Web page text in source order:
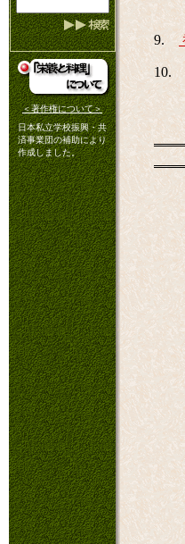
＜著作権について＞
日本私立学校振興・共
済事業団の補助により
作成しました。
9.
10.